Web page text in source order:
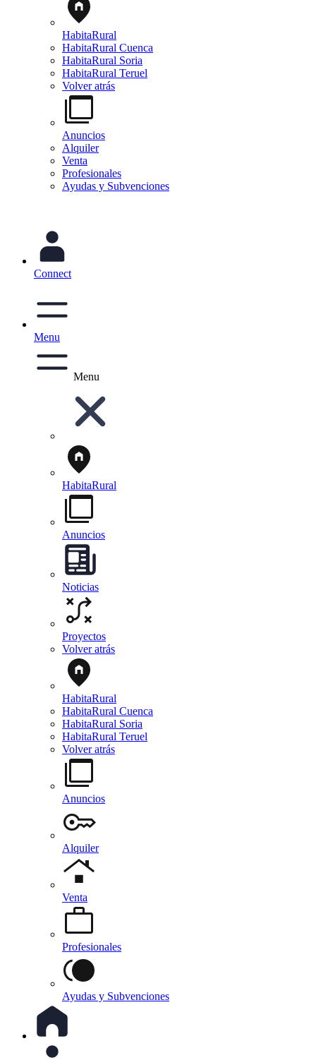
HabitaRural
HabitaRural Cuenca
HabitaRural Soria
HabitaRural Teruel
Volver atrás
Anuncios
Alquiler
Venta
Profesionales
Ayudas y Subvenciones
Connect
Menu
Menu
HabitaRural
Anuncios
Noticias
Proyectos
Volver atrás
HabitaRural
HabitaRural Cuenca
HabitaRural Soria
HabitaRural Teruel
Volver atrás
Anuncios
Alquiler
Venta
Profesionales
Ayudas y Subvenciones